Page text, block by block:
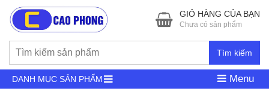
Tìm kiếm
GIỎ HÀNG CỦA BẠN
Chưa có sản phẩm
DANH MỤC SẢN PHẨM Menu